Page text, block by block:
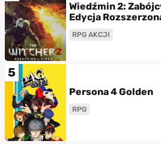
Wiedźmin 2:
Edycja
RPG AKCJI
5
Persona 4 Golden
RPG